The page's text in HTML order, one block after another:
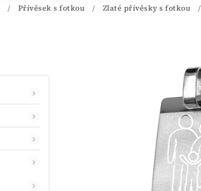
/ Přívěsek s fotkou / Zlaté přívěsky s fotkou /